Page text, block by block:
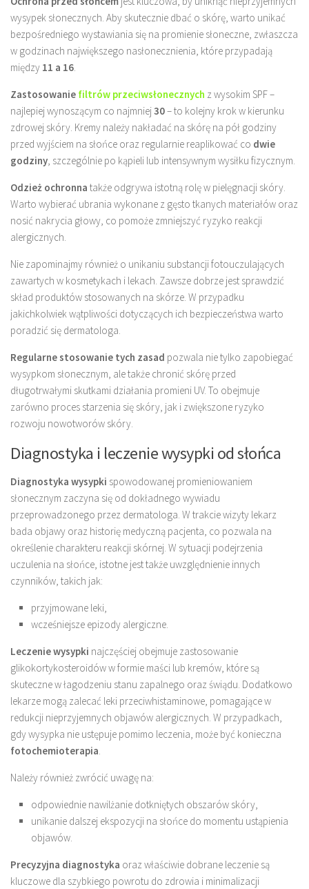
wysypek słonecznych. Aby skutecznie dbać o skórę, warto unikać
bezpośredniego wystawiania się na promienie słoneczne, zwłaszcza
w godzinach największego nasłonecznienia, które przypadają
między 11 a 16.
Zastosowanie filtrów przeciwsłonecznych z wysokim SPF –
najlepiej wynoszącym co najmniej30– to kolejny krok w kierunku
zdrowej skóry. Kremy należy nakładać na skórę na pół godziny
przed wyjściem na słońce oraz regularnie reaplikować co dwie
godziny, szczególnie po kąpieli lub intensywnym wysiłku fizycznym.
Odzież ochronna także odgrywa istotną rolę w pielęgnacji skóry.
Warto wybierać ubrania wykonane z gęsto tkanych materiałów oraz
nosić nakrycia głowy, co pomoże zmniejszyć ryzyko reakcji
alergicznych.
Nie zapominajmy również o unikaniu substancji fotouczulających
zawartych w kosmetykach i lekach. Zawsze dobrze jest sprawdzić
skład produktów stosowanych na skórze. W przypadku
jakichkolwiek wątpliwości dotyczących ich bezpieczeństwa warto
poradzić się dermatologa.
Regularne stosowanie tych zasad pozwala nie tylko zapobiegać
wysypkom słonecznym, ale także chronić skórę przed
długotrwałymi skutkami działania promieni UV. To obejmuje
zarówno proces starzenia się skóry, jak i zwiększone ryzyko
rozwoju nowotworów skóry.
Diagnostyka i leczenie wysypki od słońca
Diagnostyka wysypki spowodowanej promieniowaniem
słonecznym zaczyna się od dokładnego wywiadu
przeprowadzonego przez dermatologa. W trakcie wizyty lekarz
bada objawy oraz historię medyczną pacjenta, co pozwala na
określenie charakteru reakcji skórnej. W sytuacji podejrzenia
uczulenia na słońce, istotne jest także uwzględnienie innych
czynników, takich jak:
przyjmowane leki,
wcześniejsze epizody alergiczne.
Leczenie wysypki najczęściej obejmuje zastosowanie
glikokortykosteroidów w formie maści lub kremów, które są
skuteczne w łagodzeniu stanu zapalnego oraz świądu. Dodatkowo
lekarze mogą zalecać leki przeciwhistaminowe, pomagające w
redukcji nieprzyjemnych objawów alergicznych. W przypadkach,
gdy wysypka nie ustępuje pomimo leczenia, może być konieczna
fotochemioterapia.
Należy również zwrócić uwagę na:
odpowiednie nawilżanie dotkniętych obszarów skóry,
unikanie dalszej ekspozycji na słońce do momentu ustąpienia
objawów.
Precyzyjna diagnostyka oraz właściwie dobrane leczenie są
kluczowe dla szybkiego powrotu do zdrowia i minimalizacji